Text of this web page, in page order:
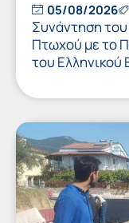
05/08/2026
Συνάντηση
Πτωχού με το
του